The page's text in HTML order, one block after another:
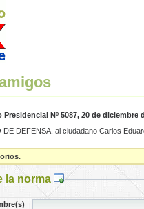
Nº 5087, 20 de diciembre
DEFENSA, al ciudadano Carlos
la norma